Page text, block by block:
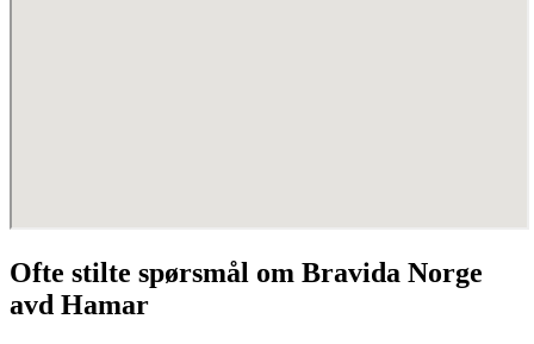
Ofte stilte spørsmål om Bravida Norge
avd Hamar